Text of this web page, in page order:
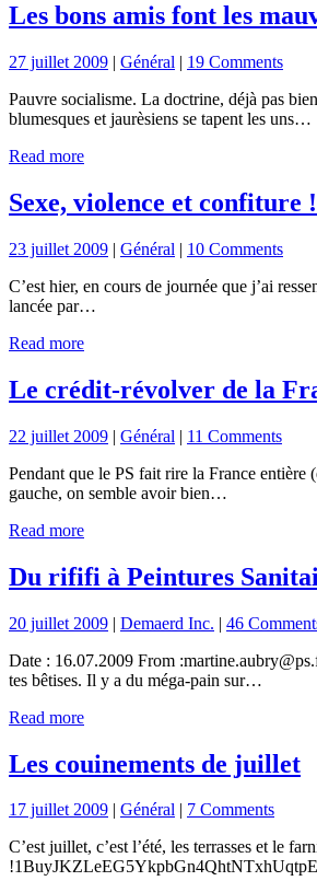
Les bons amis font les
27 juillet 2009 | Général | 19 Comments
Pauvre socialisme. La doctrine, déjà pas
blumesques et jaurèsiens se tapent les uns…
Read more
Sexe, violence et confiture
23 juillet 2009 | Général | 10 Comments
C’est hier, en cours de journée que j’ai
lancée par…
Read more
Le crédit-révolver de la
22 juillet 2009 | Général | 11 Comments
Pendant que le PS fait rire la France
gauche, on semble avoir bien…
Read more
Du rififi à Peintures
20 juillet 2009 | Demaerd Inc. | 46
Date : 16.07.2009 From
tes bêtises. Il y a du méga-pain sur…
Read more
Les couinements de juillet
17 juillet 2009 Général
7 Comments
C’est juillet, c’est l’été, les terrasses et le